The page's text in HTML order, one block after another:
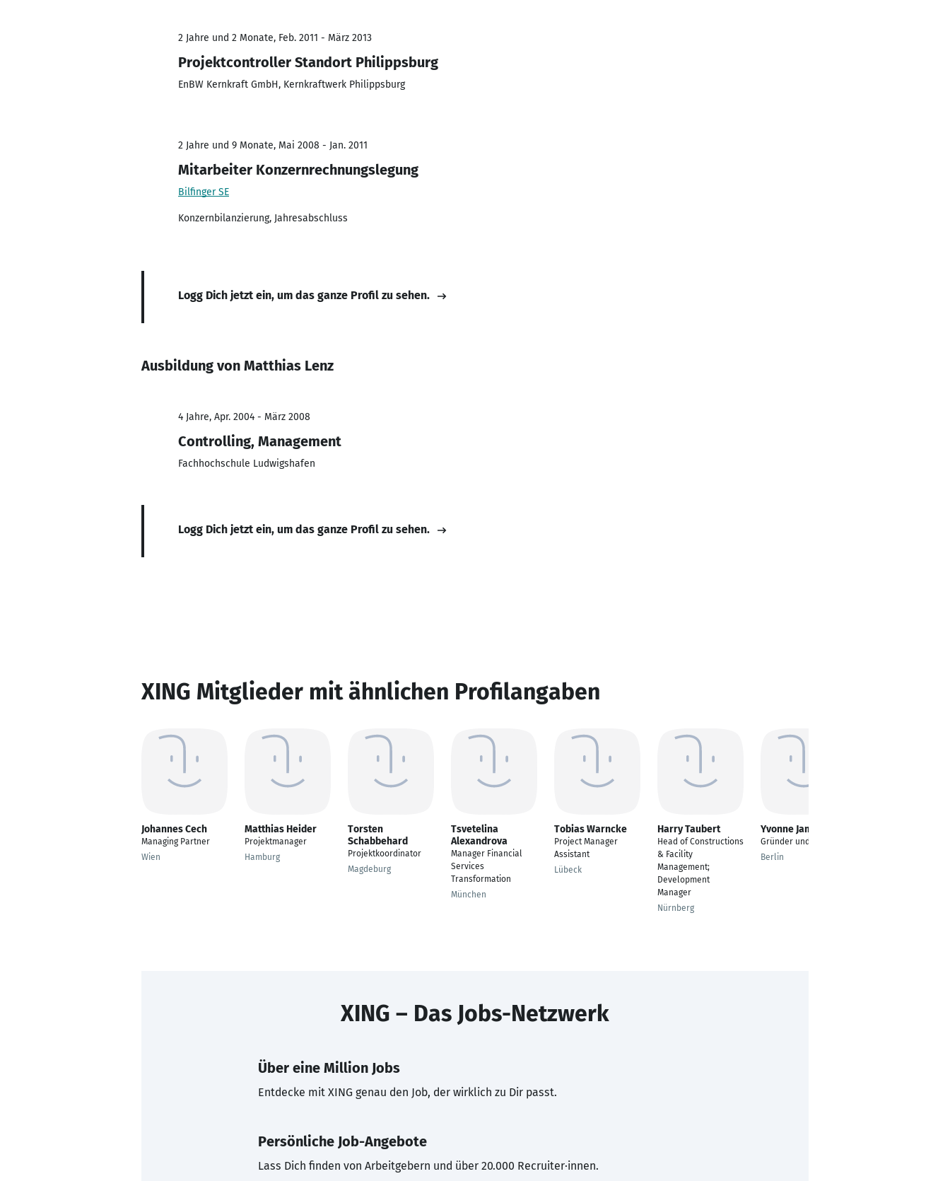
2 Jahre und 2 Monate, Feb. 2011 - März 2013
Projektcontroller Standort Philippsburg
EnBW Kernkraft GmbH, Kernkraftwerk Philippsburg
2 Jahre und 9 Monate, Mai 2008 - Jan. 2011
Mitarbeiter Konzernrechnungslegung
Bilfinger SE
Konzernbilanzierung, Jahresabschluss
Logg Dich jetzt ein, um das ganze Profil zu sehen.
Ausbildung von Matthias Lenz
4 Jahre, Apr. 2004 - März 2008
Controlling, Management
Fachhochschule Ludwigshafen
Logg Dich jetzt ein, um das ganze Profil zu sehen.
XING Mitglieder mit ähnlichen Profilangaben
Johannes Cech
Managing Partner
Wien
Matthias Heider
Projektmanager
Hamburg
Torsten
Schabbehard
Projektkoordinator
Magdeburg
Tsvetelina
Alexandrova
Manager Financial
Services
Transformation
München
Tobias Warncke
Project Manager
Assistant
Lübeck
Harry Taubert
Head of Constructions
& Facility
Management;
Development
Manager
Nürnberg
Yvonne Jamal
Gründer und CEO
Berlin
XING – Das Jobs-Netzwerk
Über eine Million Jobs
Entdecke mit XING genau den Job, der wirklich zu Dir passt.
Persönliche Job-Angebote
Lass Dich finden von Arbeitgebern und über 20.000 Recruiter·innen.